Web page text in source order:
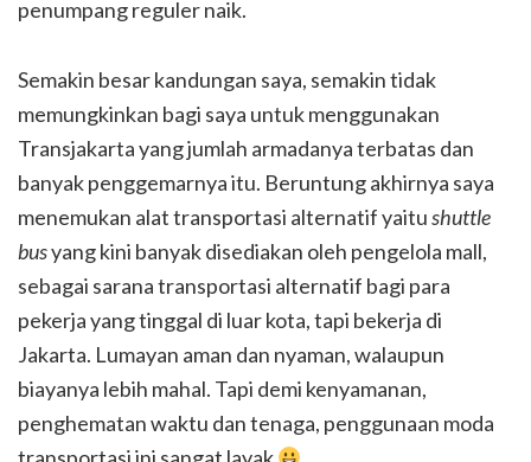
penumpang reguler naik.
Semakin besar kandungan saya, semakin tidak
memungkinkan bagi saya untuk menggunakan
Transjakarta yang jumlah armadanya terbatas dan
banyak penggemarnya itu. Beruntung akhirnya saya
menemukan alat transportasi alternatif yaitushuttle
busyang kini banyak disediakan oleh pengelola mall,
sebagai sarana transportasi alternatif bagi para
pekerja yang tinggal di luar kota, tapi bekerja di
Jakarta. Lumayan aman dan nyaman, walaupun
biayanya lebih mahal. Tapi demi kenyamanan,
penghematan waktu dan tenaga, penggunaan moda